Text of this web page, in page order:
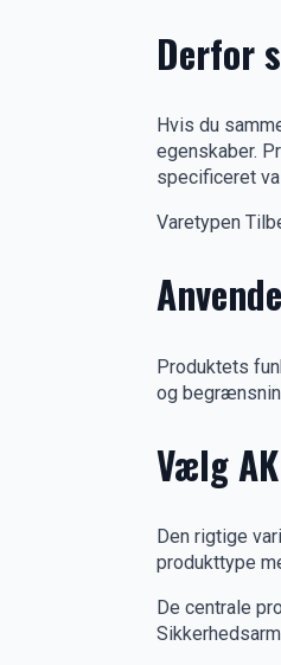
Derfor
Hvis du
egenskaber.
specificeret
Varetypen
Produktets
og
Vælg
Den rigtige
produkttype
De centrale